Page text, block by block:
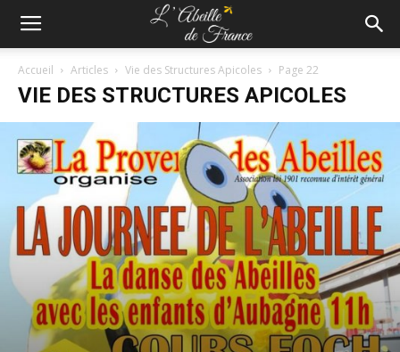
Accueil Articles Vie des Structures Apicoles Page 22
VIE DES STRUCTURES APICOLES